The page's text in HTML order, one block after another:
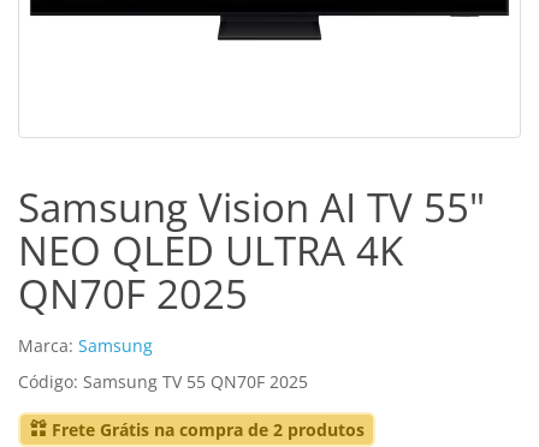
Samsung Vision AI TV 55"
NEO QLED ULTRA 4K
QN70F 2025
Marca: Samsung
Código: Samsung TV 55 QN70F 2025
Frete Grátis na compra de 2 produtos